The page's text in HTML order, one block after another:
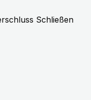
Schließen